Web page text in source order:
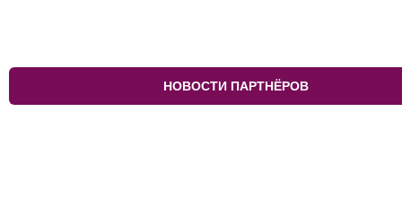
НОВОСТИ ПАРТНЁРОВ